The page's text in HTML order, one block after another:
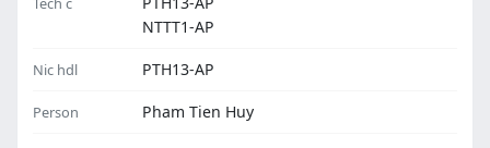
NTTT1-AP
Nic hdl PTH13-AP
Person Pham Tien Huy